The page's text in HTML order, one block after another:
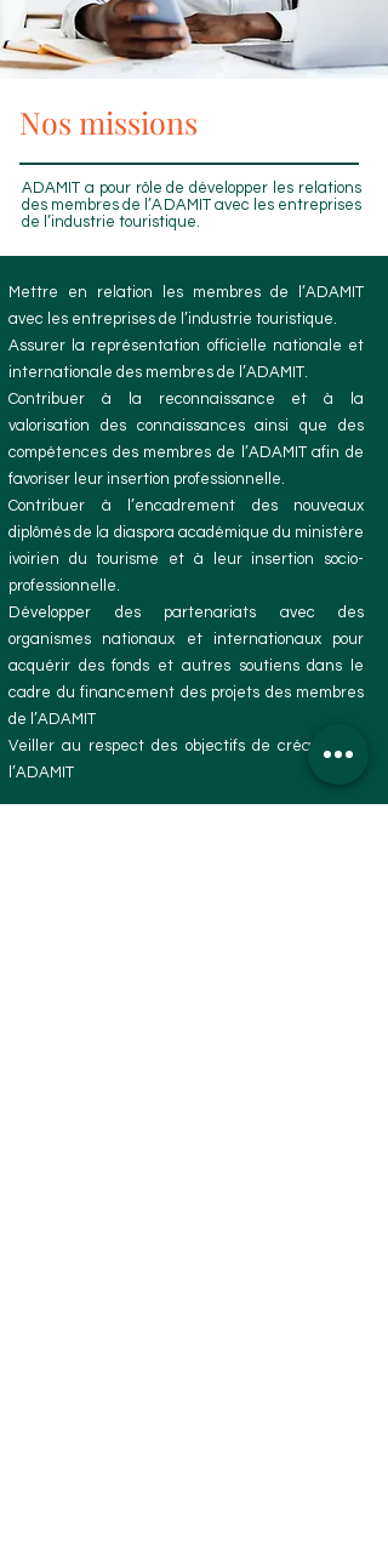
Nos missions
ADAMIT a pour rôle de développer les relations
des membres de l’ADAMIT avec les entreprises
de l’industrie touristique.
Mettre en relation les membres de l’ADAMIT
avec les entreprises de l’industrie touristique.
Assurer la représentation officielle nationale et
internationale des membres de l’ADAMIT.
Contribuer à la reconnaissance et à la
valorisation des connaissances ainsi que des
compétences des membres de l’ADAMIT afin de
favoriser leur insertion professionnelle.
Contribuer à l’encadrement des nouveaux
diplômés de la diaspora académique du ministère
ivoirien du tourisme et à leur insertion socio-
professionnelle.
Développer des partenariats avec des
organismes nationaux et internationaux pour
acquérir des fonds et autres soutiens dans le
cadre du financement des projets des membres
de l’ADAMIT
Veiller au respect des objectifs de création de
l’ADAMIT